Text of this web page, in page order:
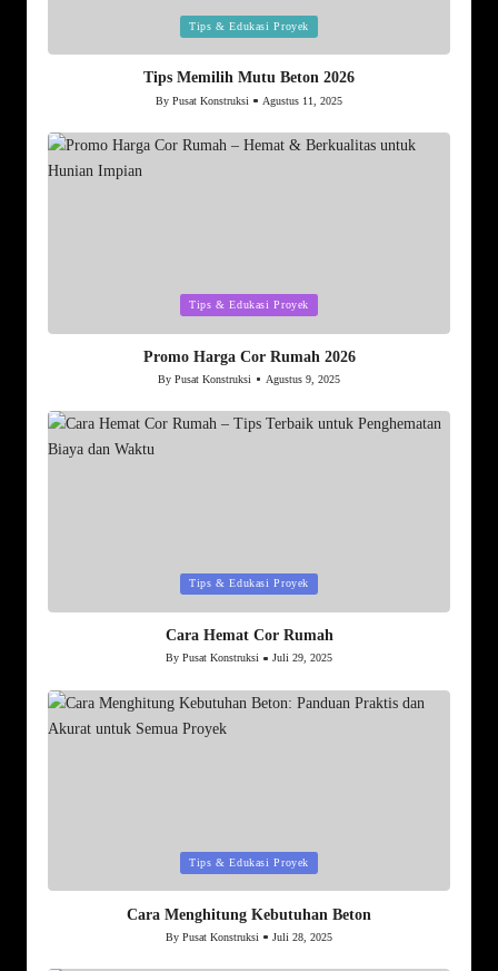
Tips & Edukasi Proyek
Tips Memilih Mutu Beton 2026
Posted
By Pusat Konstruksi Agustus 11, 2025
Tips & Edukasi Proyek
Promo Harga Cor Rumah 2026
Posted
ByPusat Konstruksi Agustus 9, 2025
Tips & Edukasi Proyek
Cara Hemat Cor Rumah
Posted
By Pusat Konstruksi Juli 29, 2025
Tips & Edukasi Proyek
Cara Menghitung Kebutuhan Beton
Posted
By Pusat Konstruksi Juli 28, 2025